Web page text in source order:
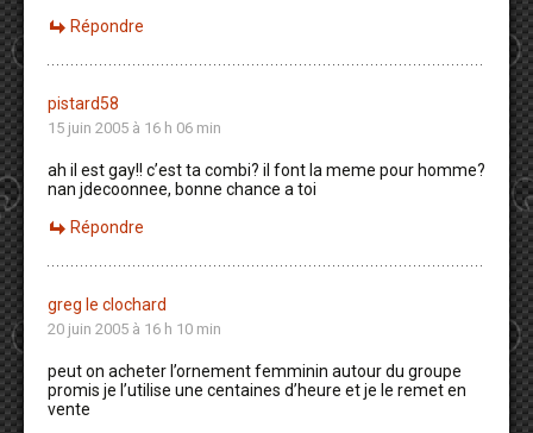
Répondre
pistard58
15 juin 2005 à 16 h 06 min
ah il est gay!! c’est ta combi? il font la meme pour homme?
nan jdecoonnee, bonne chance a toi
Répondre
greg le clochard
20 juin 2005 à 16 h 10 min
peut on acheter l’ornement femminin autour du groupe
promis je l’utilise une centaines d’heure et je le remet en
vente